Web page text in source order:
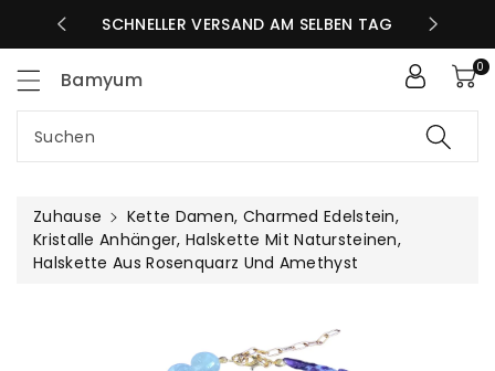
SCHNELLER VERSAND AM SELBEN TAG GRATIS
Bamyum
Suchen
0
Zuhause
Kette Damen, Charmed Edelstein,
Kristalle Anhänger, Halskette Mit Natursteinen,
Halskette Aus Rosenquarz Und Amethyst